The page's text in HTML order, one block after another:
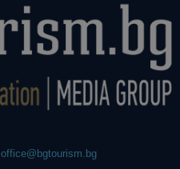
office@bgtourism.bg